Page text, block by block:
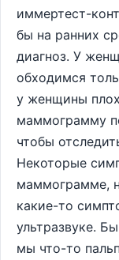
иммертест-
бы на ранних
диагноз. У
обходимся
у женщины
маммограмму
чтобы
Некоторые
маммограмме,
какие-то
ультразвуке.
мы что-то